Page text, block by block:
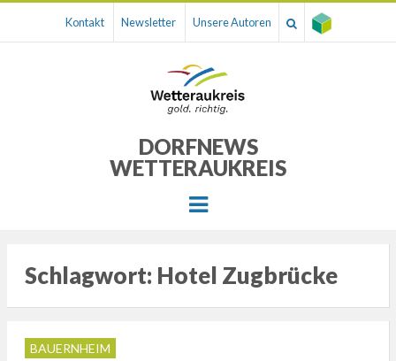
Kontakt Newsletter Unsere Autoren
DORFNEWS
WETTERAUKREIS
Menu
Schlagwort: Hotel Zugbrücke
BAUERNHEIM